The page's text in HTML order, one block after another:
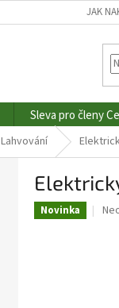
JAK
Sleva pro členy
Lahvování
Novinka